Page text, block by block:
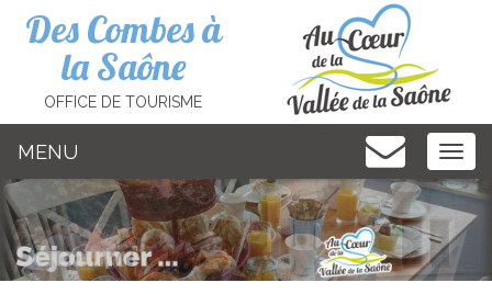
Des Combes à
la Saône
OFFICE DE TOURISME
MENU